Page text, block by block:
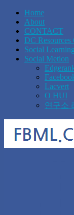
Home
About
CONTACT
DC Resources
Social Learning
Social Metion
Lacvert
O HUI
연구소